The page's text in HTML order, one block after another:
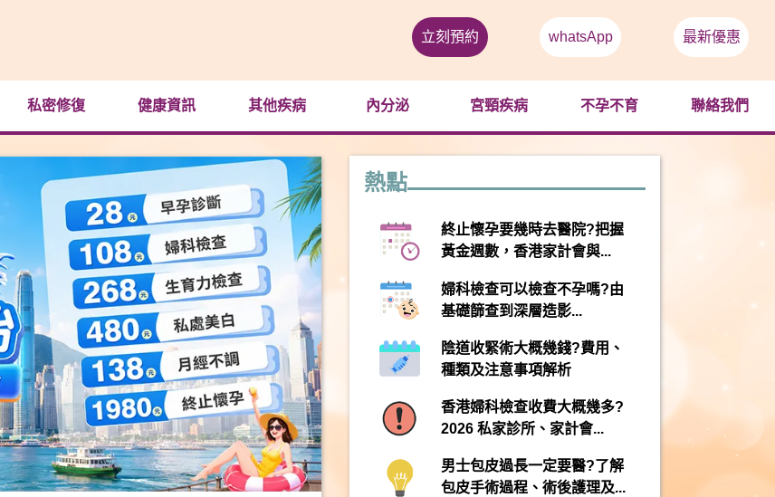
立刻預約 whatsApp 最新優惠
私密修復 健康資訊 其他疾病 內分泌 宮頸疾病 不孕不育 聯絡我們
熱點
終止懷孕要幾時去醫院?把握
黃金週數，香港家計會與...
婦科檢查可以檢查不孕嗎?由
基礎篩查到深層造影...
陰道收緊術大概幾錢?費用、
種類及注意事項解析
香港婦科檢查收費大概幾多?
2026 私家診所、家計會...
男士包皮過長一定要醫?了解
包皮手術過程、術後護理及...